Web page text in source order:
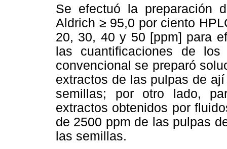
Se efectuó la preparación
Aldrich ≥ 95,0 por ciento
20, 30, 40 y 50 [ppm] para
las cuantificaciones de
convencional se preparó
extractos de las pulpas de
semillas; por otro lado,
extractos obtenidos por
de 2500 ppm de las pulpas
las semillas.